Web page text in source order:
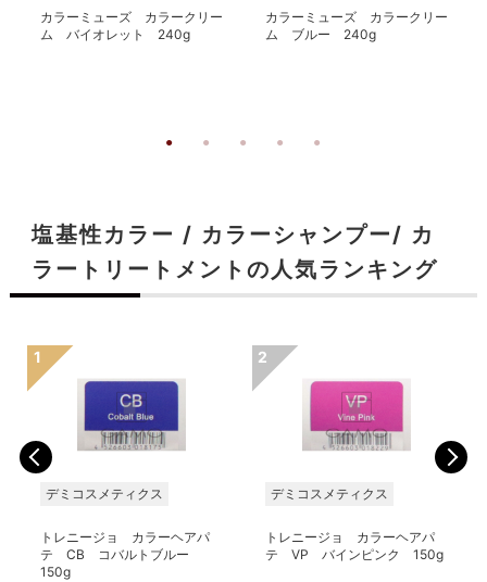
カラーミューズ カラークリー
ム バイオレット 240g
カラーミューズ カラークリー
ム ブルー 240g
塩基性カラー / カラーシャンプー/ カ
ラートリートメントの人気ランキング
デミコスメティクス
トレニージョ カラーヘアパ
テ CB コバルトブルー
150g
デミコスメティクス
トレニージョ カラーヘアパ
テ VP バインピンク 150g